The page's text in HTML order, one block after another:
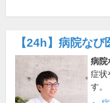
【24h】 病院なび
病院
症状
す。